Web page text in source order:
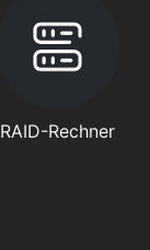
RAID-Rechner